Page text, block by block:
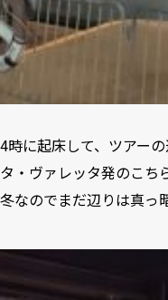
4時に起床して、ツアー
タ・ヴァレッタ発のこち
冬なのでまだ辺りは真っ